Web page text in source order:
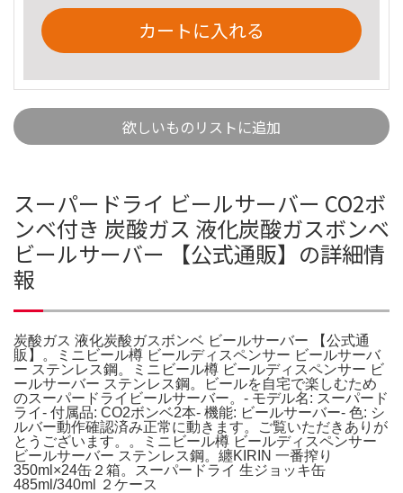
カートに入れる
欲しいものリストに追加
スーパードライ ビールサーバー CO2ボ
ンベ付き 炭酸ガス 液化炭酸ガスボンベ
ビールサーバー 【公式通販】の詳細情
報
炭酸ガス 液化炭酸ガスボンベ ビールサーバー 【公式通
販】。ミニビール樽 ビールディスペンサー ビールサーバ
ー ステンレス鋼。ミニビール樽 ビールディスペンサー ビ
ールサーバー ステンレス鋼。ビールを自宅で楽しむため
のスーパードライビールサーバー。- モデル名: スーパード
ライ- 付属品: CO2ボンベ2本- 機能: ビールサーバー- 色: シ
ルバー動作確認済み正常に動きます。ご覧いただきありが
とうございます。。ミニビール樽 ビールディスペンサー
ビールサーバー ステンレス鋼。纏KIRIN 一番搾り
350ml×24缶２箱。スーパードライ 生ジョッキ缶
485ml/340ml ２ケース